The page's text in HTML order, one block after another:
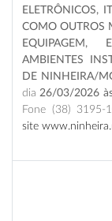
ELETRÔNICOS,
COMO OUTROS
EQUIPAGEM,
AMBIENTES
DE NINHEIRA/
dia 26/03/2026
Fone (38) 3195-
site